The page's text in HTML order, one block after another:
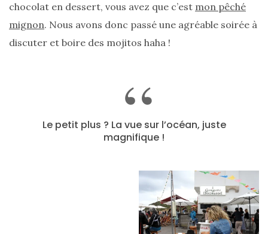
chocolat en dessert, vous avez que c’est mon pêché
mignon. Nous avons donc passé une agréable soirée à
discuter et boire des mojitos haha !
Le petit plus ? La vue sur l’océan, juste
magnifique !